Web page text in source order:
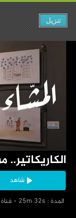
شاهد
‏ المدة : 25m 32s
تنزيل